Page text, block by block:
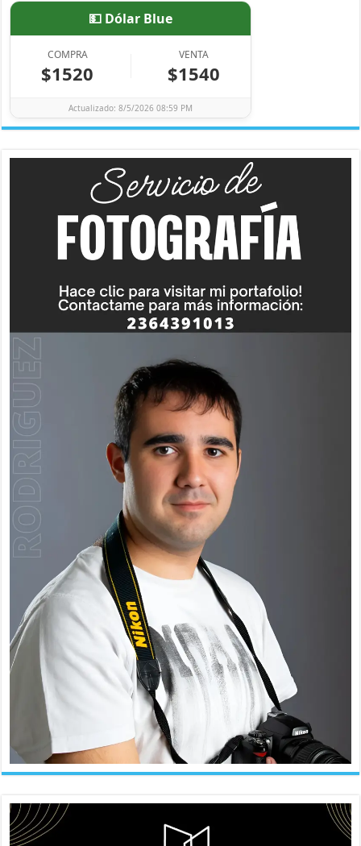
💵 Dólar Blue
COMPRA
$1520
VENTA
$1540
Actualizado: 8/5/2026 08:59 PM